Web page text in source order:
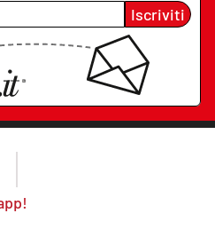
Iscriviti